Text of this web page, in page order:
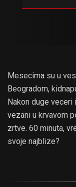
Mesecima su u
Beogradom,
Nakon duge
vezani u krvavom
zrtve. 60 minuta,
svoje najblize?